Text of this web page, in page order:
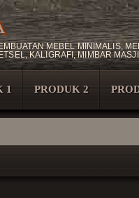
MEBEL MINIMALIS,
KALIGRAFI, MIMBAR
1 PRODUK 2